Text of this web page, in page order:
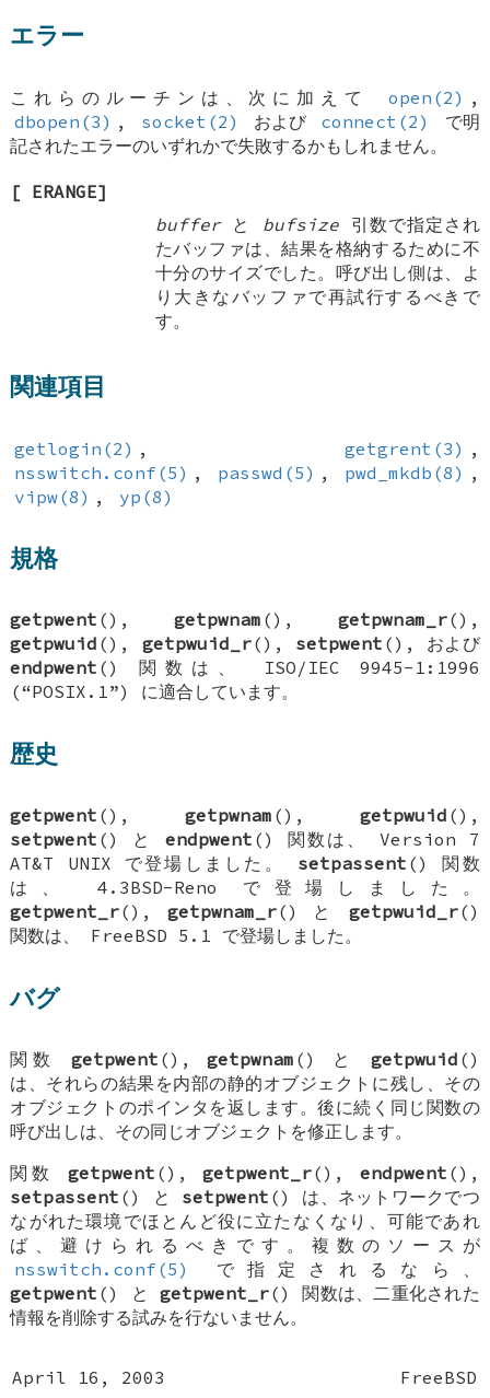
エラー
これらのルーチンは、次に加えて open(2) ,
dbopen(3) , socket(2) および connect(2)
で明
記されたエラーのいずれかで失敗するかもしれません。
[ ERANGE]
bufferと bufsize 引数で指定され
たバッファは、結果を格納するために不
十分のサイズでした。呼び出し側は、よ
り大きなバッファで再試行するべきで
す。
関連項目
getlogin(2) , getgrent(3) ,
nsswitch.conf(5) , passwd(5) , pwd_mkdb(8) ,
vipw(8) , yp(8)
規格
getpwent (), getpwnam (), getpwnam_r(),
getpwuid (), getpwuid_r(), setpwent (), および
endpwent () 関数は、 ISO/IEC 9945-1:1996
(“POSIX.1”) に適合しています。
歴史
getpwent (), getpwnam (), getpwuid (),
setpwent () とendpwent () 関数は、 Version 7
AT&T UNIX で登場しました。 setpassent () 関数
は、4.3BSD-Reno
で登場しました。
getpwent_r(), getpwnam_r() と getpwuid_r()
関数は、 FreeBSD 5.1 で登場しました。
バグ
関数 getpwent (),getpwnam () と getpwuid ()
は、それらの結果を内部の静的オブジェクトに残し、その
オブジェクトのポインタを返します。後に続く同じ関数の
呼び出しは、その同じオブジェクトを修正します。
関数 getpwent (),getpwent_r(), endpwent (),
setpassent () と setpwent () は、ネットワークでつ
ながれた環境でほとんど役に立たなくなり、可能であれ
ば、避けられるべきです。複数のソースが
nsswitch.conf(5)
で指定されるなら、
getpwent () とgetpwent_r() 関数は、二重化された
情報を削除する試みを行ないません。
April 16, 2003 FreeBSD